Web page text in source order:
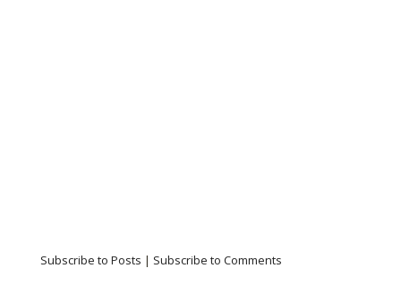
Subscribe to Posts | Subscribe to Comments